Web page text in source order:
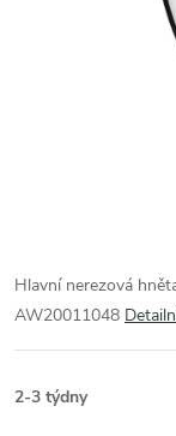
Hlavní nerezová
AW20011048
2-3 týdny